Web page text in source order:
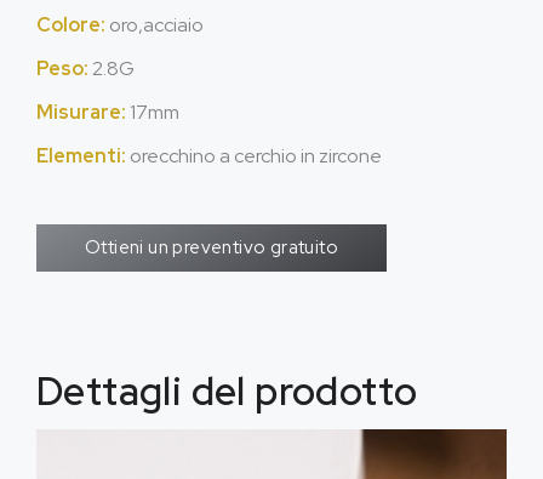
Colore: oro,acciaio
Peso: 2.8G
Misurare: 17mm
Elementi: orecchino a cerchio in zircone
Ottieni un preventivo gratuito
Dettagli del prodotto